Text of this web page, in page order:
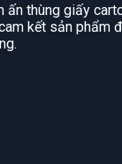
ấn thùng giấy
kết sản phẩm